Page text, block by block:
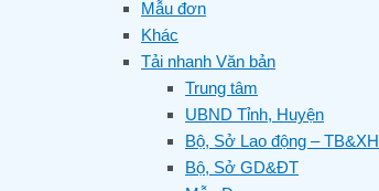
Mẫu đơn
Khác
Tải nhanh Văn bản
Trung tâm
UBND Tỉnh, Huyện
Bộ, Sở Lao động – TB&XH
Bộ, Sở GD&ĐT